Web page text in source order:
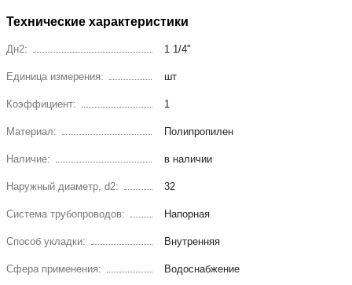
Технические характеристики
Дн2: 1 1/4"
Единица измерения: шт
Коэффициент: 1
Материал: Полипропилен
Наличие: в наличии
Наружный диаметр, d2: 32
Система трубопроводов: Напорная
Способ укладки: Внутренняя
Сфера применения: Водоснабжение